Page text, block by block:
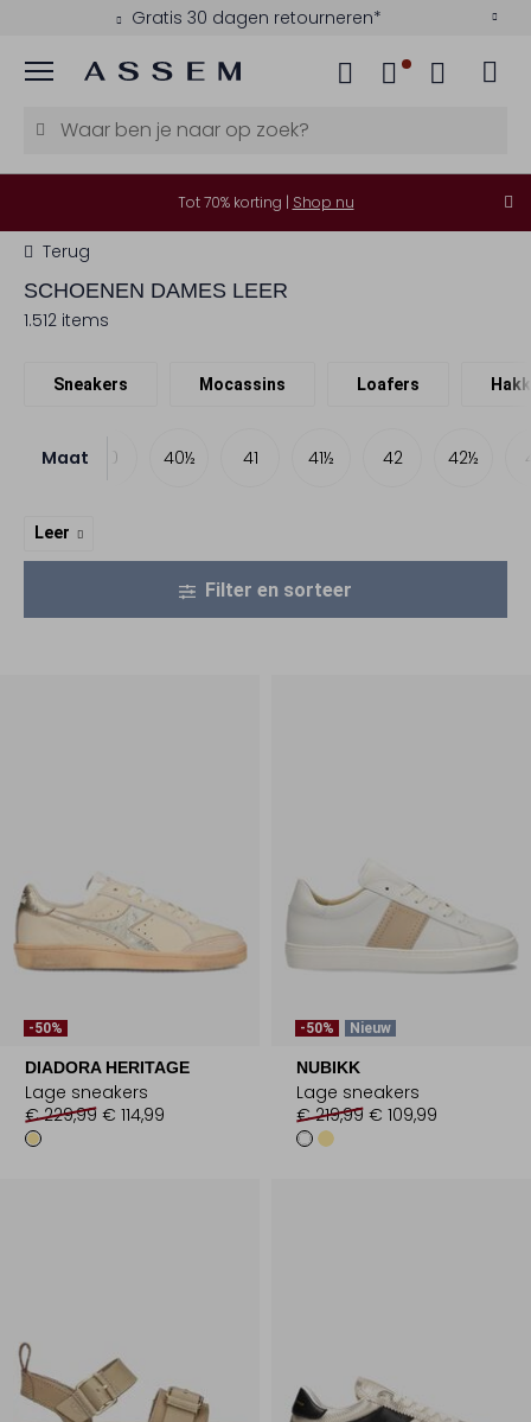
Gratis 30 dagen retourneren*
Menu
Tot 70% korting | Shop nu
Terug
SCHOENEN DAMES LEER
1.512 items
Sneakers Mocassins Loafers
Maat
39½ 40 40½ 41 41½ 42 42½
Leer
Filter en sorteer
-50%
DIADORA HERITAGE
Lage sneakers
€ 229,99 € 114,99
-50% Nieuw
NUBIKK
Lage sneakers
€ 219,99 € 109,99